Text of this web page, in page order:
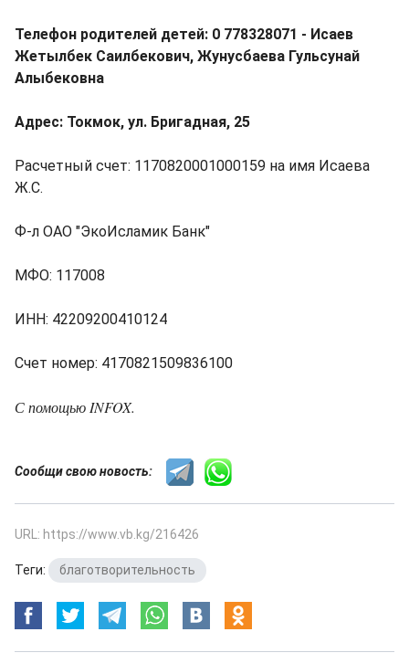
Телефон родителей детей: 0 778328071 - Исаев
Жетылбек Саилбекович, Жунусбаева Гульсунай
Алыбековна
Адрес: Токмок, ул. Бригадная, 25
Расчетный счет: 1170820001000159 на имя Исаева
Ж.С.
Ф-л ОАО "ЭкоИсламик Банк"
МФО: 117008
ИНН: 42209200410124
Счет номер: 4170821509836100
С помощью INFOX.
Сообщи свою новость:
URL: https://www.vb.kg/216426
Теги: благотворительность